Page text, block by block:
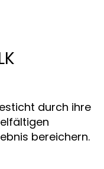
durch ihre
bereichern.